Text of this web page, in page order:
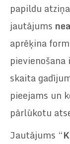
papildu
jautājums
aprēķina
skaita
pieejams un
pārlūkotu
Jautājums “